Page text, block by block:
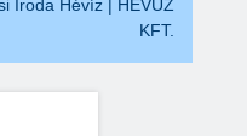
Iroda Hévíz | HÉVÜZ
KFT.